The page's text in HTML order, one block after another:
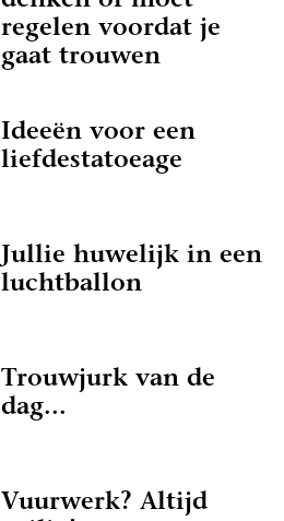
regelen voordat je
gaat trouwen
Ideeën voor een
liefdestatoeage
Jullie huwelijk in een
luchtballon
Trouwjurk van de
dag...
Vuurwerk? Altijd